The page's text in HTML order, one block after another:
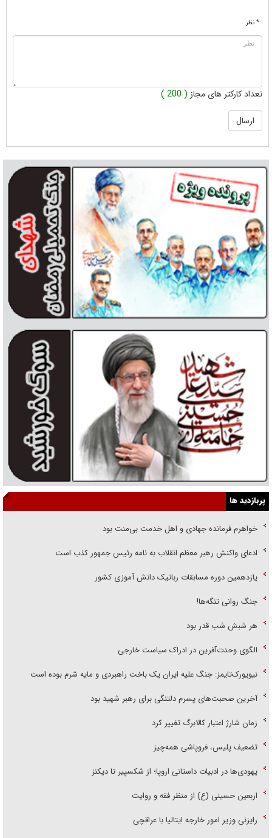
* نظر
تعداد کارکتر های مجاز ( 200 )
پربازدید ها
خواهرم فرمانده جهادی و اهل خدمت بی‌منت بود
ادعای واکنش رهبر معظم انقلاب به نامه رئیس جمهور کذب است
یازدهمین دوره مسابقات رباتیک دانش آموزی کشور
جنگ روانی تنگه‌ها!
هر شبش شب قدر بود
الگوی وحدت‌آفرین در ادراک سیاست خارجی
نیویورک‌تایمز: جنگ علیه ایران یک باخت راهبردی و مایه شرم بوده است
آخرین صحبت‌های پسرم دلتنگی برای رهبر شهید بود
زمان شارژ اعتبار کالابرگ تغییر کرد
تضعیف پلیس، فروپاشی همه‌چیز
یهودی‌ها در ادبیات داستانی اروپا؛ از شکسپیر تا دیکنز
اربعین حسینی (ع) از منظر فقه و روایت
رایزنی وزیر امور خارجه ایتالیا با عراقچی